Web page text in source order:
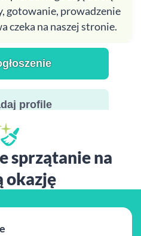
gotowanie, prowadzenie
czeka na naszej stronie.
profile
sprzątanie na
okazję